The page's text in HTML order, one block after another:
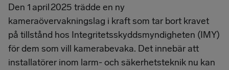
Den 1 april 2025 trädde en ny
kameraövervakningslag i kraft som tar bort kravet
på tillstånd hos Integritetsskyddsmyndigheten (IMY)
för dem som vill kamerabevaka. Det innebär att
installatörer inom larm- och säkerhetsteknik nu kan